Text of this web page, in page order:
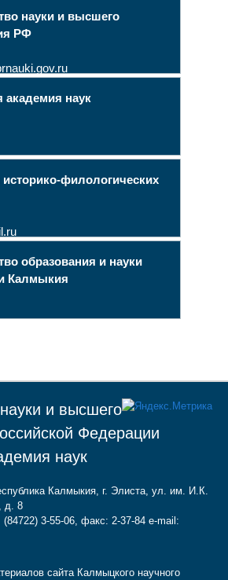
науки и высшего
РФ
академия наук
филологических
образования и науки
Калмыкия
и высшего
Федерации
наук
Калмыкия, г. Элиста, ул. им. И.К.
д. 8
(84722) 3-55-06, факс: 2-37-84 e-mail:
сайта Калмыцкого научного